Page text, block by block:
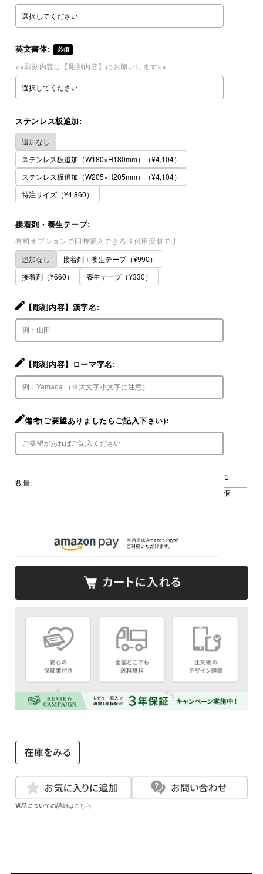
英文書体: 必須
※※彫刻内容は【彫刻内容】にお願いします※※
ステンレス板追加:
追加なし
ステンレス板追加（W180×H180mm）（¥4,104）
ステンレス板追加（W205×H205mm）（¥4,104）
特注サイズ（¥4,860）
接着剤・養生テープ:
有料オプションで同時購入できる取付用資材です
追加なし
接着剤＋養生テープ（¥990）
接着剤（¥660）
養生テープ（¥330）
【彫刻内容】漢字名:
【彫刻内容】ローマ字名:
備考(ご要望ありましたらご記入下さい):
数量:
個
返品についての詳細はこちら